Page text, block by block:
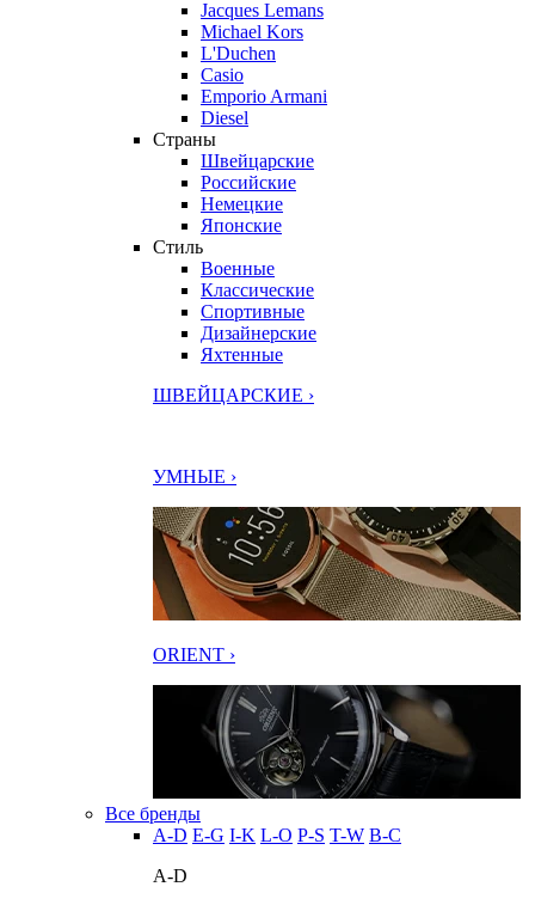
Jacques Lemans
Michael Kors
L'Duchen
Casio
Emporio Armani
Diesel
Страны
Швейцарские
Российские
Немецкие
Японские
Стиль
Военные
Классические
Спортивные
Дизайнерские
Яхтенные
ШВЕЙЦАРСКИЕ ›
УМНЫЕ ›
ORIENT ›
Все бренды
A-D E-G I-K L-O P-S T-W В-С
A-D